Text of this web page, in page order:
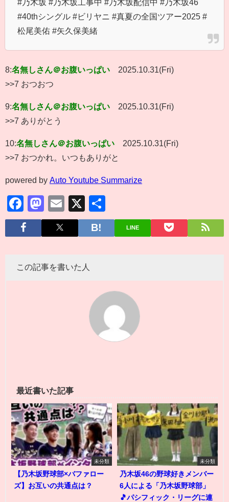
#乃木坂 #乃木坂工事中 #乃木坂配信中 #乃木坂46
#40thシングル #ビリヤニ #真夏の全国ツアー2025 #
松尾美佑 #矢久保美緒
8:名無しさん＠お腹いっぱい
2025.10.31(Fri)
>>7 おつおつ
9:名無しさん＠お腹いっぱい
2025.10.31(Fri)
>>7 ありがとう
10:名無しさん＠お腹いっぱい
2025.10.31(Fri)
>>7 おつかれ。いつもありがと
powered by Auto Youtube Summarize
Facebook
Mastodon
Email
X
有
LINE
この記事を書いた人
最近書いた記事
未分類
【乃木坂野球部×バファロー
ズ】お互いの共通点は？
未分類
乃木坂46の野球好きメンバー
6人による「乃木坂野球部」
🎵パシフィック・リーグに連